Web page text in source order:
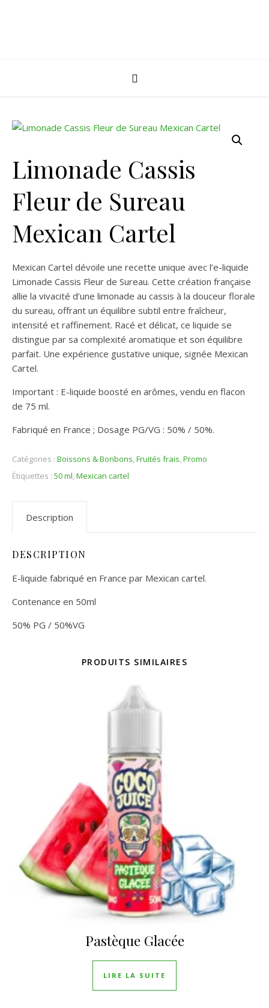
Limonade Cassis
Fleur de Sureau
Mexican Cartel
Mexican Cartel dévoile une recette unique avec l’e-liquide
Limonade Cassis Fleur de Sureau. Cette création française
allie la vivacité d’une limonade au cassis à la douceur florale
du sureau, offrant un équilibre subtil entre fraîcheur,
intensité et raffinement. Racé et délicat, ce liquide se
distingue par sa complexité aromatique et son équilibre
parfait. Une expérience gustative unique, signée Mexican
Cartel.
Important : E-liquide boosté en arômes, vendu en flacon
de 75 ml.
Fabriqué en France ; Dosage PG/VG : 50% / 50%.
Catégories : Boissons & Bonbons,Fruités frais,Promo
Étiquettes : 50 ml,Mexican cartel
Description
DESCRIPTION
E-liquide fabriqué en France par Mexican cartel.
Contenance en 50ml
50% PG / 50%VG
PRODUITS SIMILAIRES
Pastèque Glacée
LIRE LA SUITE